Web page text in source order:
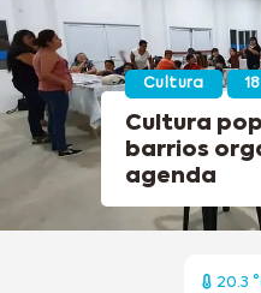
Cultura
Cultura
barrios
agenda
20.3